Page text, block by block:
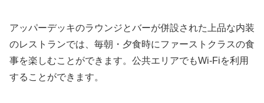
アッパーデッキのラウンジとバーが併設された上品な内装
のレストランでは、毎朝・夕食時にファーストクラスの食
事を楽しむことができます。公共エリアでもWi-Fiを利用
することができます。